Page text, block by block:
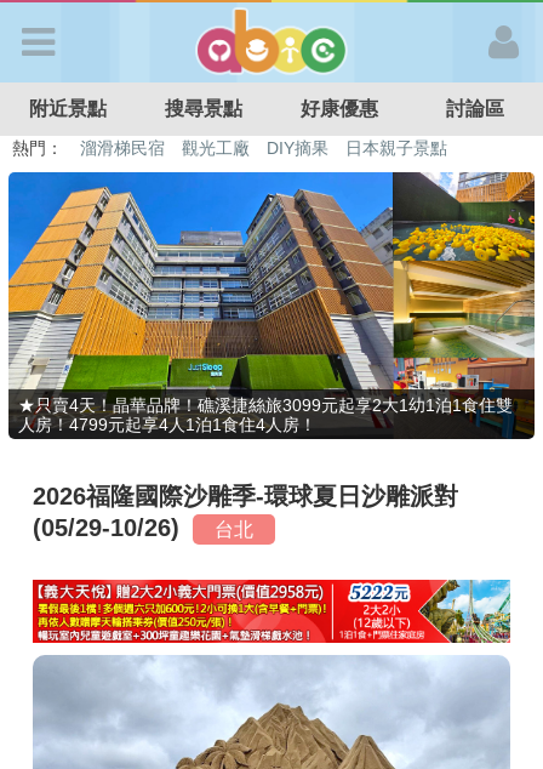
APP登入
首 頁
搜尋景點
好康優惠
最新消息
最新留言
商家合作
推薦景點
討論區
附近景點 搜尋景點 好康優惠 討論區
熱門： 溜滑梯民宿 觀光工廠 DIY摘果
日本親子景點
特色遊戲場
親子住房優惠 台北親子餐廳 溫泉泡湯SPA
★只賣4天！晶華品牌！礁溪捷絲旅3099元起享2大1幼1泊1食住雙
人房！4799元起享4人1泊1食住4人房！
2026福隆國際沙雕季-環球夏日沙雕派對
(05/29-10/26)
台北